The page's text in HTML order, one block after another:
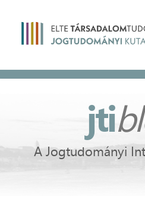
jti
A Jogtudományi